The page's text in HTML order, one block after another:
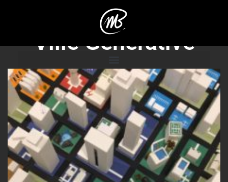
Ville Générative